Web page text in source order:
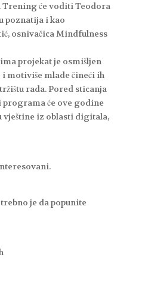
Trening će voditi Teodora
poznatija i kao
osnivačica Mindfulness
projekat je osmišljen
motiviše mlade čineći ih
rada. Pored sticanja
će ove godine
iz oblasti digitala,
je da popunite